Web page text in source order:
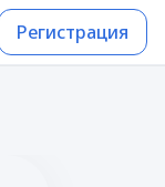
Регистрация